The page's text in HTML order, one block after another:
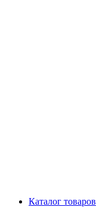
Каталог товаров